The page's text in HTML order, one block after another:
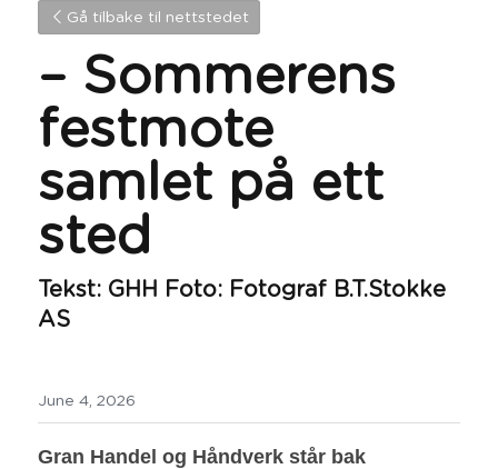
Gå tilbake til nettstedet
– Sommerens
festmote
samlet på ett
sted
Tekst: GHH Foto: Fotograf B.T.Stokke
AS
June 4, 2026
Gran Handel og Håndverk står bak